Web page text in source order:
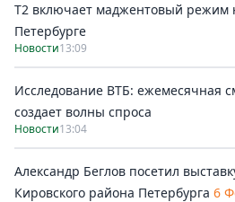
Т2 включает маджентовый
Петербурге
Новости13:09
Исследование ВТБ: ежемесячная
создает волны спроса
Новости13:04
Александр Беглов посетил
Кировского района Петербурга 6